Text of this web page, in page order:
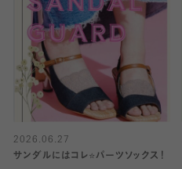
2026.06.27
サンダルにはコレ⭐️パーツソックス！